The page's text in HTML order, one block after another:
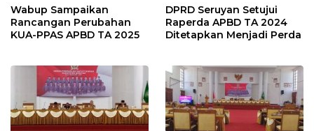
Wabup Sampaikan
Rancangan Perubahan
KUA-PPAS APBD TA 2025
DPRD Seruyan Setujui
Raperda APBD TA 2024
Ditetapkan Menjadi Perda